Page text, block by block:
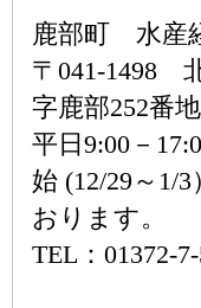
鹿部町 水産
〒041-1498
字鹿部252番
平日9:00－
始 (12/29～1/
おります。
TEL：01372-